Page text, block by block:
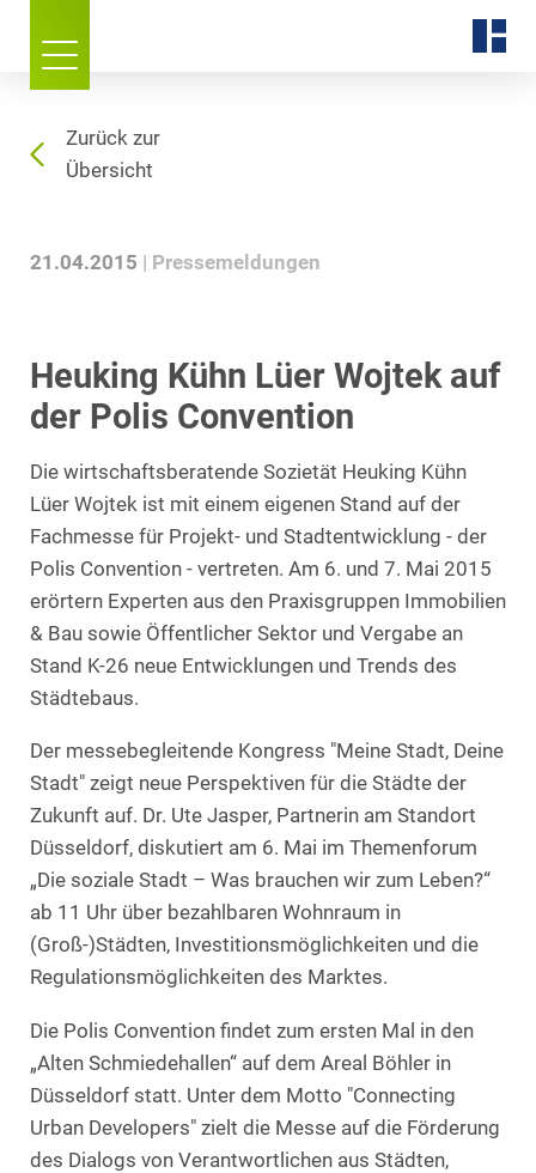
Zurück zur
Übersicht
21.04.2015 Pressemeldungen
Heuking Kühn Lüer Wojtek auf
der Polis Convention
Die wirtschaftsberatende Sozietät Heuking Kühn
Lüer Wojtek ist mit einem eigenen Stand auf der
Fachmesse für Projekt- und Stadtentwicklung - der
Polis Convention - vertreten. Am 6. und 7. Mai 2015
erörtern Experten aus den Praxisgruppen Immobilien
& Bau sowie Öffentlicher Sektor und Vergabe an
Stand K-26 neue Entwicklungen und Trends des
Städtebaus.
Der messebegleitende Kongress "Meine Stadt, Deine
Stadt" zeigt neue Perspektiven für die Städte der
Zukunft auf. Dr. Ute Jasper, Partnerin am Standort
Düsseldorf, diskutiert am 6. Mai im Themenforum
„Die soziale Stadt – Was brauchen wir zum Leben?“
ab 11 Uhr über bezahlbaren Wohnraum in
(Groß-)Städten, Investitionsmöglichkeiten und die
Regulationsmöglichkeiten des Marktes.
Die Polis Convention findet zum ersten Mal in den
„Alten Schmiedehallen“ auf dem Areal Böhler in
Düsseldorf statt. Unter dem Motto "Connecting
Urban Developers" zielt die Messe auf die Förderung
des Dialogs von Verantwortlichen aus Städten,